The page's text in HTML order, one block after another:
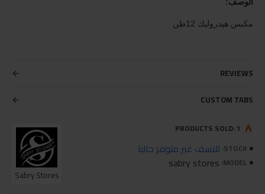
مكبس هيدروليك 12طن
REVIEWS
CUSTOM TABS
STOCK: للاسف غير متوفر حاليا
MODEL:
sabry stores
Sabry Stores
PRODUCTS SOLD: 1